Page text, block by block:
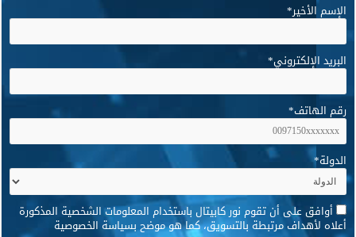
الإسم الأخير*
البريد الإلكتروني*
رقم الهاتف*
الدولة*
* أوافق على أن تقوم نور كابيتال باستخدام المعلومات الشخصية المذكورة
أعلاه لأهداف مرتبطة بالتسويق، كما هو موضح بسياسة الخصوصية